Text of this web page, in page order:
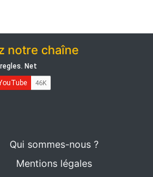
notre chaîne
Qui sommes-nous ?
Mentions légales